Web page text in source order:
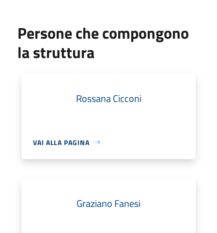
Persone che compongono
la struttura
Rossana Cicconi
VAI ALLA PAGINA
Graziano Fanesi